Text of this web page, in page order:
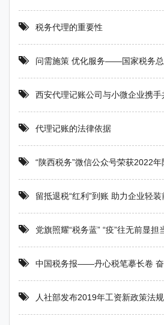
税务代理的重要性
问需施策 优化服务——国家税务总局西安市碑林区税务
西安代理记账公司与小微企业携手
代理记账的法律依据
“陕西税务”微信公众号荣获2022年陕西省“
留抵退税“红利”到账 助力企业轻装
党旗照耀“税务蓝” “疫”往无前显担
中国税务报——丹心税笔摹长卷
人社部发布2019年工资新政策法规；月薪